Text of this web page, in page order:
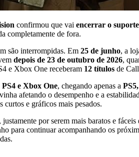
confirmou que vai encerrar o suporte
completamente de fora.
são interrompidas. Em 25 de junho, a
depois de 23 de outubro de 2026,
e Xbox One receberam 12 títulos de
e Xbox One, chegando apenas a
afetando o desempenho e a
e gráficos mais pesados.
por serem mais baratos e fáceis
para continuar acompanhando os